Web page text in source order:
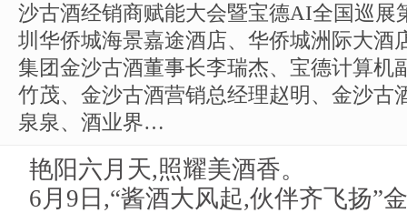
沙古酒经销商赋能大会暨宝德AI全国巡
圳华侨城海景嘉途酒店、华侨城洲际大酒
集团金沙古酒董事长李瑞杰、宝德计算机
竹茂、金沙古酒营销总经理赵明、金沙古
泉泉、酒业界…
艳阳六月天,照耀美酒香。
6月9日,“酱酒大风起,伙伴齐飞扬”